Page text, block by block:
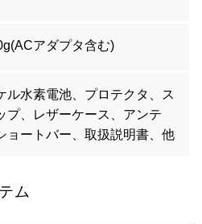
アダプタ含む)
ル水素電池、プロテクタ、ス
プ、レザーケース、アンテ
ョートバー、取扱説明書、他
ム